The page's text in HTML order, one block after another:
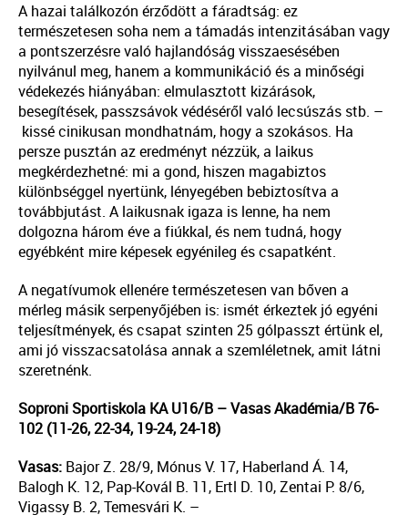
A hazai találkozón érződött a fáradtság: ez
természetesen soha nem a támadás intenzitásában vagy
a pontszerzésre való hajlandóság visszaesésében
nyilvánul meg, hanem a kommunikáció és a minőségi
védekezés hiányában: elmulasztott kizárások,
besegítések, passzsávok védéséről való lecsúszás stb. –
kissé cinikusan mondhatnám, hogy a szokásos. Ha
persze pusztán az eredményt nézzük, a laikus
megkérdezhetné: mi a gond, hiszen magabiztos
különbséggel nyertünk, lényegében bebiztosítva a
továbbjutást. A laikusnak igaza is lenne, ha nem
dolgozna három éve a fiúkkal, és nem tudná, hogy
egyébként mire képesek egyénileg és csapatként.
A negatívumok ellenére természetesen van bőven a
mérleg másik serpenyőjében is: ismét érkeztek jó egyéni
teljesítmények, és csapat szinten 25 gólpasszt értünk el,
ami jó visszacsatolása annak a szemléletnek, amit látni
szeretnénk.
Soproni Sportiskola KA U16/B – Vasas Akadémia/B 76-
102 (11-26, 22-34, 19-24, 24-18)
Vasas: Bajor Z. 28/9, Mónus V. 17, Haberland Á. 14,
Balogh K. 12, Pap-Kovál B. 11, Ertl D. 10, Zentai P. 8/6,
Vigassy B. 2, Temesvári K. –